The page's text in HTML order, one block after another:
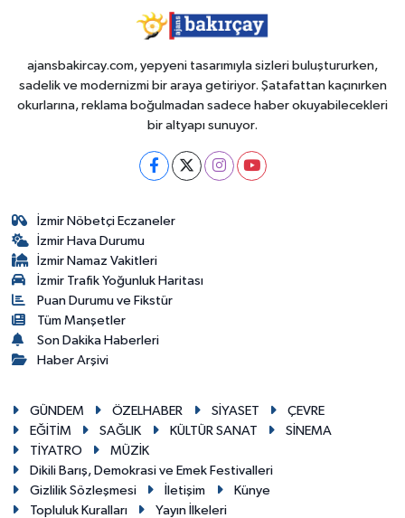
ajansbakircay.com, yepyeni tasarımıyla sizleri buluştururken,
sadelik ve modernizmi bir araya getiriyor. Şatafattan kaçınırken
okurlarına, reklama boğulmadan sadece haber okuyabilecekleri
bir altyapı sunuyor.
İzmir Nöbetçi Eczaneler
İzmir Hava Durumu
İzmir Namaz Vakitleri
İzmir Trafik Yoğunluk Haritası
Puan Durumu ve Fikstür
Tüm Manşetler
Son Dakika Haberleri
Haber Arşivi
GÜNDEM ÖZELHABER SİYASET
ÇEVRE
EĞİTİM
SAĞLIK KÜLTÜR SANAT
SİNEMA
TİYATRO
MÜZİK
Dikili Barış, Demokrasi ve Emek Festivalleri
Gizlilik Sözleşmesi
İletişim
Künye
Topluluk Kuralları
Yayın İlkeleri